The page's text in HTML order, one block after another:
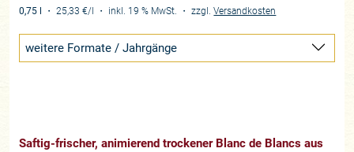
0,75 l
・25,33 €/l ・ inkl. 19 % MwSt. ・zzgl.Versandkosten
weitere Formate / Jahrgänge
Saftig-frischer, animierend trockener Blanc de Blancs aus